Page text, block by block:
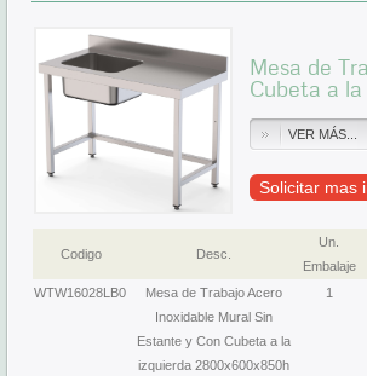
Mesa de
Cubeta a
VER MÁS...
Solicitar mas
Codigo Desc.
Un.
Embalaje
WTW16028LB0
Mesa de Trabajo Acero
Inoxidable Mural Sin
Estante y Con Cubeta a la
izquierda 2800x600x850h
1